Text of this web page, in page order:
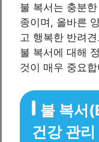
불 복서는 충분
종이며, 올바른
고 행복한 반려
불 복서에 대해
것이 매우 중요
불 복서
건강 관리